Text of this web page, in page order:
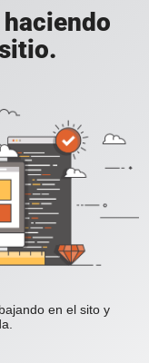
en el sito y